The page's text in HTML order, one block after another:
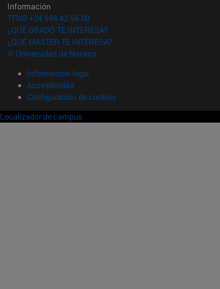
Información
TFNO +34 948 42 56 00
¿QUÉ GRADO TE INTERESA?
¿QUÉ MÁSTER TE INTERESA?
© Universidad de Navarra
Información legal
Accesibilidad
Configuración de cookies
Localizador de campus